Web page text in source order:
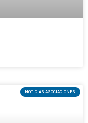
NOTICIAS ASOCIACIONES